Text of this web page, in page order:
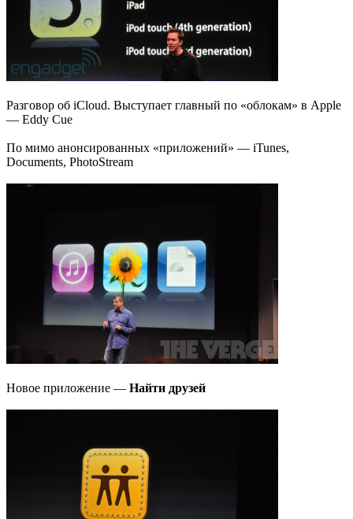
Разговор об iCloud. Выступает главный по «облокам» в Apple
— Eddy Cue
По мимо анонсированных «приложений» — iTunes,
Documents, PhotoStream
Новое приложение — Найти друзей